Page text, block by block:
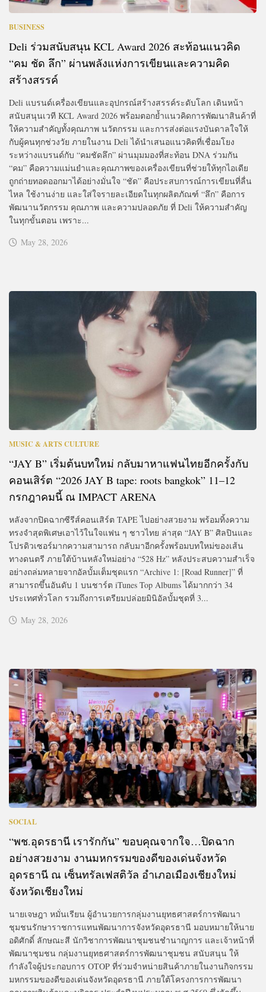
BUSINESS
Deli ร่วมสนับสนุน KCL Award 2026 สะท้อนแนวคิด
“คม ชัด ลึก” ผ่านพลังแห่งการเขียนและความคิด
สร้างสรรค์
Deli แบรนด์เครื่องเขียนและอุปกรณ์สร้างสรรค์ระดับโลก เดินหน้า
สนับสนุนเวที KCL Award 2026 พร้อมตอกย้ำแนวคิดการพัฒนาสินค้าที่
ให้ความสำคัญทั้งคุณภาพ นวัตกรรม และการส่งต่อแรงบันดาลใจให้
กับผู้คนทุกช่วงวัย ภายในงาน Deli ได้นำเสนอแนวคิดที่เชื่อมโยง
ระหว่างแบรนด์กับ “คมชัดลึก” ผ่านมุมมองที่สะท้อน DNA ร่วมกัน
“คม” คือความแม่นยำและคุณภาพของเครื่องเขียนที่ช่วยให้ทุกไอเดีย
ถูกถ่ายทอดออกมาได้อย่างมั่นใจ “ชัด” คือประสบการณ์การเขียนที่ลื่น
ไหล ใช้งานง่าย และใส่ใจรายละเอียดในทุกผลิตภัณฑ์ “ลึก” คือการ
พัฒนานวัตกรรม คุณภาพ และความปลอดภัย ที่ Deli ให้ความสำคัญ
ในทุกขั้นตอน เพราะ...
May 28, 2026
MUSIC & ARTS CULTURE
“JAY B” เริ่มต้นบทใหม่ กลับมาหาแฟนไทยอีกครั้งกับ
คอนเสิร์ต “2026 JAY B tape: roots bangkok” 11–12
กรกฎาคมนี้ ณ IMPACT ARENA
หลังจากปิดฉากซีรีส์คอนเสิร์ต TAPE ไปอย่างสวยงาม พร้อมทิ้งความ
ทรงจำสุดพิเศษเอาไว้ในใจแฟน ๆ ชาวไทย ล่าสุด “JAY B” ศิลปินและ
โปรดิวเซอร์มากความสามารถ กลับมาอีกครั้งพร้อมบทใหม่ของเส้น
ทางดนตรี ภายใต้บ้านหลังใหม่อย่าง “528 Hz” หลังประสบความสำเร็จ
อย่างถล่มทลายจากอัลบั้มเต็มชุดแรก “Archive 1: [Road Runner]” ที่
สามารถขึ้นอันดับ 1 บนชาร์ต iTunes Top Albums ได้มากกว่า 34
ประเทศทั่วโลก รวมถึงการเตรียมปล่อยมินิอัลบั้มชุดที่ 3...
May 28, 2026
SOCIAL
“พช.อุดรธานี เรารักกัน” ขอบคุณจากใจ…ปิดฉาก
อย่างสวยงาม งานมหกรรมของดีของเด่นจังหวัด
อุดรธานี ณ เซ็นทรัลเฟสติวัล อำเภอเมืองเชียงใหม่
จังหวัดเชียงใหม่
นายเจษฎา หมั่นเรียน ผู้อำนวยการกลุ่มงานยุทธศาสตร์การพัฒนา
ชุมชนรักษาราชการแทนพัฒนาการจังหวัดอุดรธานี มอบหมายให้นาย
อดิศักดิ์ ลักษณะสี นักวิชาการพัฒนาชุมชนชำนาญการ และเจ้าหน้าที่
พัฒนาชุมชน กลุ่มงานยุทธศาสตร์การพัฒนาชุมชน สนับสนุน ให้
กำลังใจผู้ประกอบการ OTOP ที่ร่วมจำหน่ายสินค้าภายในงานกิจกรรม
มหกรรมของดีของเด่นจังหวัดอุดรธานี ภายใต้โครงการการพัฒนา